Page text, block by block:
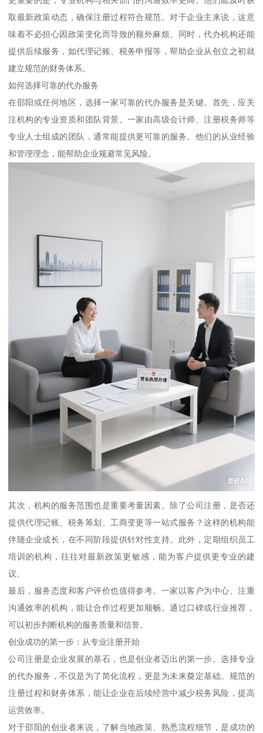
取最新政策动态，确保注册过程符合规范。对于企业主来说，这意
味着不必担心因政策变化而导致的额外麻烦。同时，代办机构还能
提供后续服务，如代理记账、税务申报等，帮助企业从创立之初就
建立规范的财务体系。
如何选择可靠的代办服务
在邵阳或任何地区，选择一家可靠的代办服务是关键。首先，应关
注机构的专业资质和团队背景。一家由高级会计师、注册税务师等
专业人士组成的团队，通常能提供更可靠的服务。他们的从业经验
和管理理念，能帮助企业规避常见风险。
其次，机构的服务范围也是重要考量因素。除了公司注册，是否还
提供代理记账、税务筹划、工商变更等一站式服务？这样的机构能
伴随企业成长，在不同阶段提供针对性支持。此外，定期组织员工
培训的机构，往往对最新政策更敏感，能为客户提供更专业的建
议。
最后，服务态度和客户评价也值得参考。一家以客户为中心、注重
沟通效率的机构，能让合作过程更加顺畅。通过口碑或行业推荐，
可以初步判断机构的服务质量和信誉。
创业成功的第一步：从专业注册开始
公司注册是企业发展的基石，也是创业者迈出的第一步。选择专业
的代办服务，不仅是为了简化流程，更是为未来奠定基础。规范的
注册过程和财务体系，能让企业在后续经营中减少税务风险，提高
运营效率。
对于邵阳的创业者来说，了解当地政策、熟悉流程细节，是成功的